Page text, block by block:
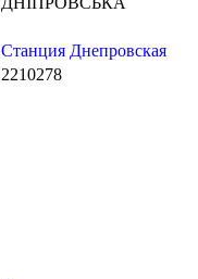
Станция Днепровская
2210278